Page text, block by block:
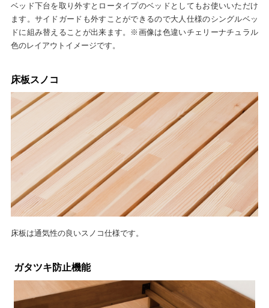
ベッド下台を取り外すとロータイプのベッドとしてもお使いいただけ
ます。サイドガードも外すことができるので大人仕様のシングルベッ
ドに組み替えることが出来ます。※画像は色違いチェリーナチュラル
色のレイアウトイメージです。
床板スノコ
床板は通気性の良いスノコ仕様です。
ガタツキ防止機能